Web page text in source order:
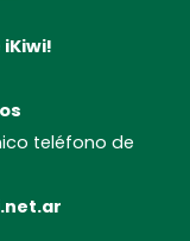
teléfono de